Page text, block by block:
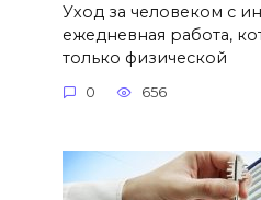
Уход за человеком с
ежедневная работа,
только физической
0 656